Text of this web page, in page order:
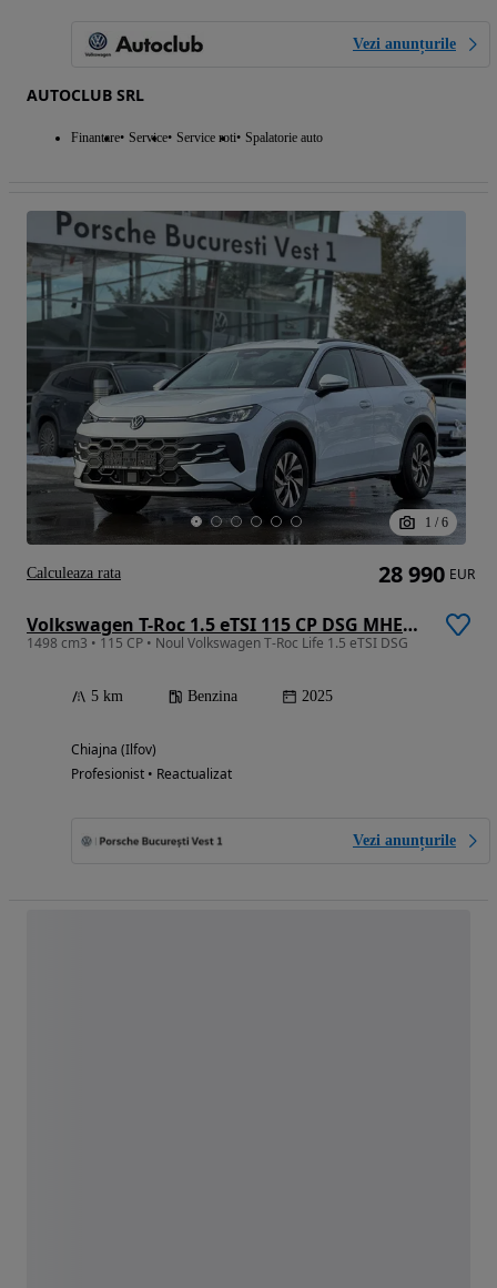
Vezi anunțurile
AUTOCLUB SRL
Finantare Service Service roti Spalatorie auto
1 / 6
Volkswagen T-Roc 1.5 eTSI 115 CP DSG MHEV Life
1498 cm3 • 115 CP • Noul Volkswagen T-Roc Life 1.5 eTSI DSG
5 km Benzina 2025
Chiajna (Ilfov)
Profesionist • Reactualizat
Vezi anunțurile
28 990 EUR
Calculeaza rata